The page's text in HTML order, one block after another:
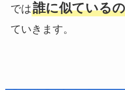
では誰に似ている
ていきます。